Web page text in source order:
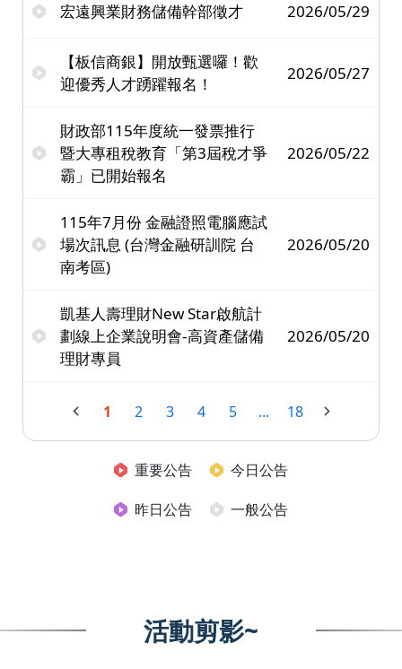
宏遠興業財務儲備幹部徵才 2026/05/29
【板信商銀】開放甄選囉！歡
迎優秀人才踴躍報名！
2026/05/27
財政部115年度統一發票推行
暨大專租稅教育「第3屆稅才爭
霸」已開始報名
2026/05/22
115年7月份 金融證照電腦應試
場次訊息 (台灣金融研訓院 台
南考區)
2026/05/20
凱基人壽理財New Star啟航計
劃線上企業說明會-高資產儲備
理財專員
2026/05/20
1 2 3 4 5 ... 18
重要公告
今日公告
昨日公告
一般公告
活動剪影~